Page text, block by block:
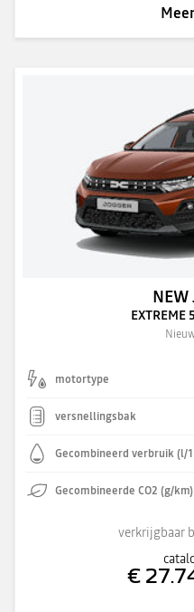
NEW
motortype
versnellingsbak
Gecombineerd verbruik (l/
Gecombineerde CO2 (g/km)
verkrijgbaar
€